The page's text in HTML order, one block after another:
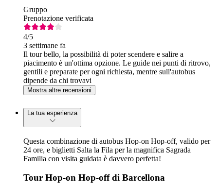
Gruppo
Prenotazione verificata
4/5
3 settimane fa
Il tour bello, la possibilità di poter scendere e salire a
piacimento è un'ottima opzione. Le guide nei punti di ritrovo,
gentili e preparate per ogni richiesta, mentre sull'autobus
dipende da chi trovavi
Mostra altre recensioni
La tua esperienza
Questa combinazione di autobus Hop-on Hop-off, valido per
24 ore, e biglietti Salta la Fila per la magnifica Sagrada
Familia con visita guidata è davvero perfetta!
Tour Hop-on Hop-off di Barcellona